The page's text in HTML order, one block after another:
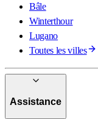
Bâle
Winterthour
Lugano
Toutes les villes
Assistance